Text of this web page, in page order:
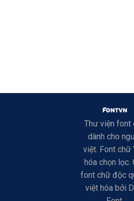
Thư viện font
dành cho
việt. Font chữ
hóa chọn lọc.
font chữ độc
việt hóa bởi